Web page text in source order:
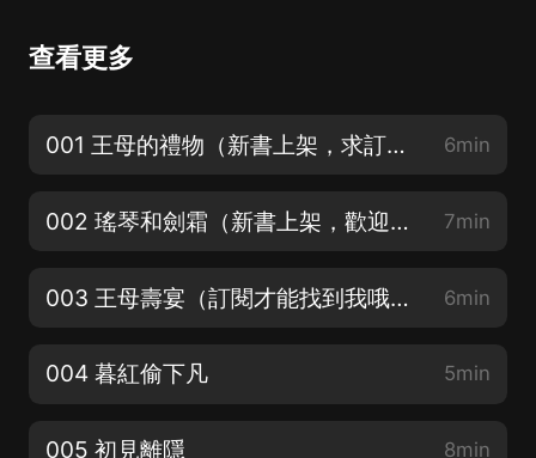
查看更多
001 王母的禮物（新書上架，求訂閱評論！） 6min
002 瑤琴和劍霜（新書上架，歡迎多多訂閱分享） 7min
003 王母壽宴（訂閱才能找到我哦！） 6min
004 暮紅偷下凡 5min
005 初見離隱 8min